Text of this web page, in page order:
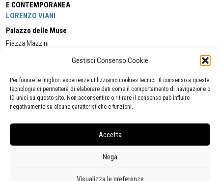
Gestisci Consenso Cookie
Per fornire le migliori esperienze utilizziamo cookies tecnici. Il consenso a queste
tecnologie ci permetterà di elaborare dati come il comportamento di navigazione o
ID unici su questo sito. Non acconsentire o ritirare il consenso può influire
negativamente su alcune caratteristiche e funzioni.
Accetta
Nega
Visualizza le preferenze
E CONTEMPORANEA
LORENZO VIANI
Palazzo delle Muse
Piazza Mazzini
Cell:+39 338 5714978 (orario apertura Galleria)
Tel:
+39 0584 944580
(orario 09.00/13.00)
Email:gamc@comune.viareggio.lu.it
Segnalazione di inaccessibilità